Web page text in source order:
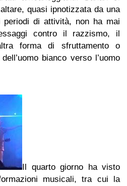
quasi ipnotizzata da una
periodi di attività, non ha mai
contro il razzismo, il
forma di sfruttamento o
bianco verso l’uomo
Il quarto giorno ha visto
musicali, tra cui la